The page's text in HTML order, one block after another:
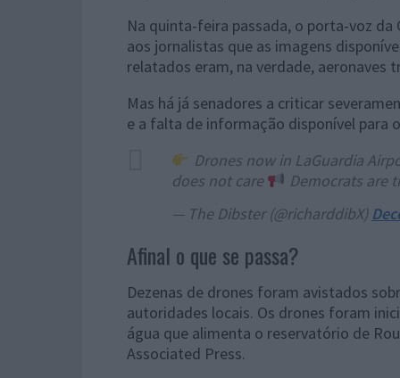
Na quinta-feira passada, o porta-voz da
aos jornalistas que as imagens
relatados eram, na verdade, aeronaves
Mas há já senadores a criticar
e a falta de informação disponível para
Drones now in LaGuardia
does not care
Democrats are
— The Dibster (@richarddibX)
Afinal o que se passa?
Dezenas de drones foram avistados
autoridades locais. Os drones foram
água que alimenta o reservatório de
Associated Press.